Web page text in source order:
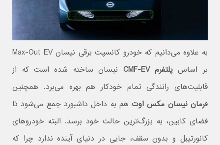
به علاوه می‌دانیم که خودرو کانسپت برقی نیسان Max-Out EV
بر اساس پلتفرم CMF-EV
نیسان ساخته شده است که از
قابلیت‌های رانندگی تمام خودکار هم بهره می‌برد. همچنین
فرمان نیسان مکس اوتهم به داخل داشبورد جمع می‌شود تا
فضای کابین، به بزرگ‌ترین حالت خود برسد. البته خودروهای
کانورتیبل و بدون سقف، جایی در دنیای آینده ندارد چرا که